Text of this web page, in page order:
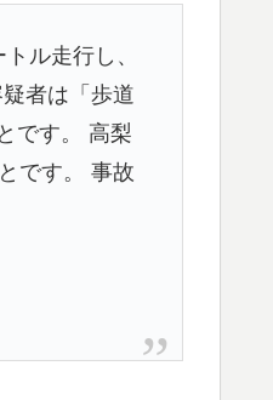
ル走行し、
者は「歩道
です。 高梨
です。 事故